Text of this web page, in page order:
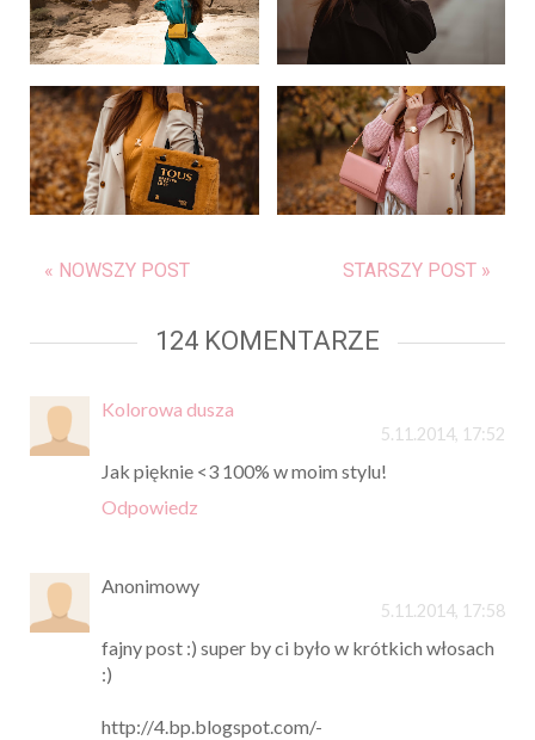
« NOWSZY POST STARSZY POST »
124 KOMENTARZE
Kolorowa dusza
5.11.2014, 17:52
Jak pięknie <3 100% w moim stylu!
Odpowiedz
Anonimowy
5.11.2014, 17:58
fajny post :) super by ci było w krótkich włosach
:)
http://4.bp.blogspot.com/-